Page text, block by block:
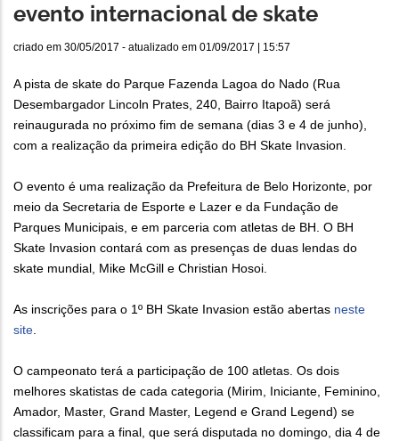
evento internacional de skate
criado em 30/05/2017 - atualizado em 01/09/2017 | 15:57
A pista de skate do Parque Fazenda Lagoa do Nado (Rua
Desembargador Lincoln Prates, 240, Bairro Itapoã) será
reinaugurada no próximo fim de semana (dias 3 e 4 de junho),
com a realização da primeira edição do BH Skate Invasion.
O evento é uma realização da Prefeitura de Belo Horizonte, por
meio da Secretaria de Esporte e Lazer e da Fundação de
Parques Municipais, e em parceria com atletas de BH. O BH
Skate Invasion contará com as presenças de duas lendas do
skate mundial, Mike McGill e Christian Hosoi.
As inscrições para o 1º BH Skate Invasion estão abertas neste
site.
O campeonato terá a participação de 100 atletas. Os dois
melhores skatistas de cada categoria (Mirim, Iniciante, Feminino,
Amador, Master, Grand Master, Legend e Grand Legend) se
classificam para a final, que será disputada no domingo, dia 4 de